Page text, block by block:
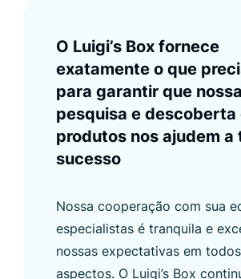
O Luigi’s Box fornece
exatamente o que
para garantir que nossa
pesquisa e descoberta
produtos nos ajudem a
sucesso
Nossa cooperação com sua
especialistas é tranquila e
nossas expectativas em
aspectos. O Luigi’s Box